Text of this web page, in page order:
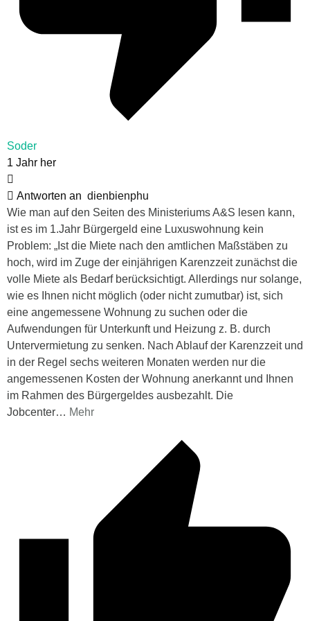
Soder
1 Jahr her
Antworten an dienbienphu
Wie man auf den Seiten des Ministeriums A&S lesen kann,
ist es im 1.Jahr Bürgergeld eine Luxuswohnung kein
Problem: „Ist die Miete nach den amtlichen Maßstäben zu
hoch, wird im Zuge der einjährigen Karenzzeit zunächst die
volle Miete als Bedarf berücksichtigt. Allerdings nur solange,
wie es Ihnen nicht möglich (oder nicht zumutbar) ist, sich
eine angemessene Wohnung zu suchen oder die
Aufwendungen für Unterkunft und Heizung z. B. durch
Untervermietung zu senken. Nach Ablauf der Karenzzeit und
in der Regel sechs weiteren Monaten werden nur die
angemessenen Kosten der Wohnung anerkannt und Ihnen
im Rahmen des Bürgergeldes ausbezahlt. Die
Jobcenter… Mehr